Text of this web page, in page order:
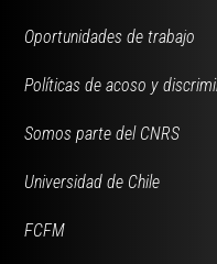
Oportunidades de trabajo
Políticas de acoso y
Somos parte del CNRS
Universidad de Chile
FCFM